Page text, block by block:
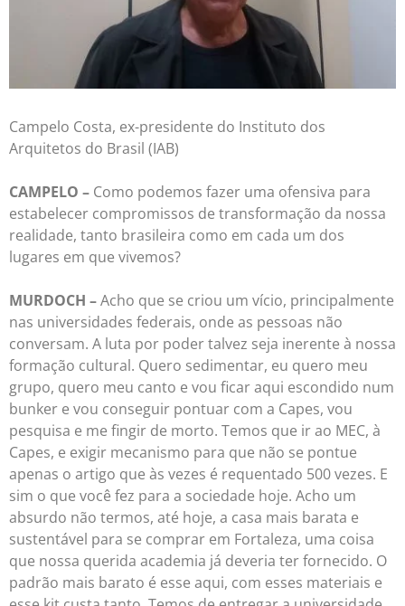
Campelo Costa, ex-presidente do Instituto dos
Arquitetos do Brasil (IAB)
CAMPELO – Como podemos fazer uma ofensiva para
estabelecer compromissos de transformação da nossa
realidade, tanto brasileira como em cada um dos
lugares em que vivemos?
MURDOCH –Acho que se criou um vício, principalmente
nas universidades federais, onde as pessoas não
conversam. A luta por poder talvez seja inerente à nossa
formação cultural. Quero sedimentar, eu quero meu
grupo, quero meu canto e vou ficar aqui escondido num
bunker e vou conseguir pontuar com a Capes, vou
pesquisa e me fingir de morto. Temos que ir ao MEC, à
Capes, e exigir mecanismo para que não se pontue
apenas o artigo que às vezes é requentado 500 vezes. E
sim o que você fez para a sociedade hoje. Acho um
absurdo não termos, até hoje, a casa mais barata e
sustentável para se comprar em Fortaleza, uma coisa
que nossa querida academia já deveria ter fornecido. O
padrão mais barato é esse aqui, com esses materiais e